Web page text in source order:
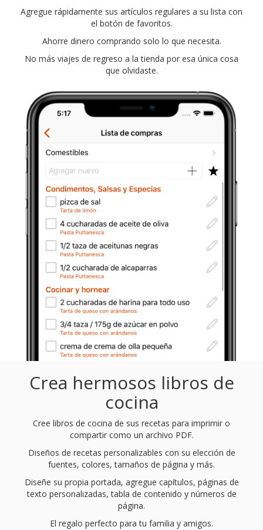
Agregue rápidamente sus artículos regulares a su lista con
el botón de favoritos.
Ahorre dinero comprando solo lo que necesita.
No más viajes de regreso a la tienda por esa única cosa
que olvidaste.
Crea hermosos libros de
cocina
Cree libros de cocina de sus recetas para imprimir o
compartir como un archivo PDF.
Diseños de recetas personalizables con su elección de
fuentes, colores, tamaños de página y más.
Diseñe su propia portada, agregue capítulos, páginas de
texto personalizadas, tabla de contenido y números de
página.
El regalo perfecto para tu familia y amigos.